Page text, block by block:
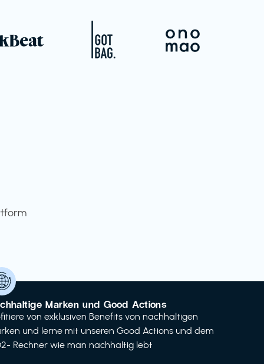
Marken und Good Actions
von exklusiven Benefits von nachhaltigen
und lerne mit unseren Good Actions und dem
Rechner wie man nachhaltig lebt